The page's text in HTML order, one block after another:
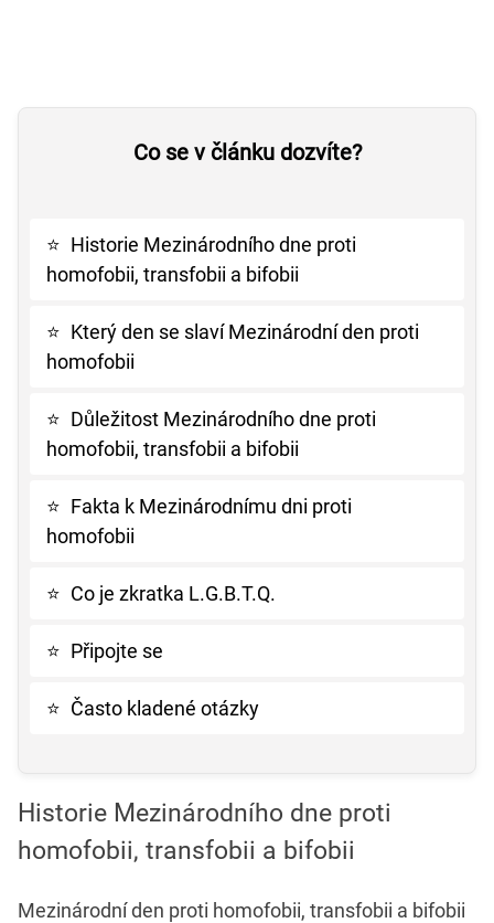
Co se v článku dozvíte?
⭐ Historie Mezinárodního dne proti
homofobii, transfobii a bifobii
⭐ Který den se slaví Mezinárodní den proti
homofobii
⭐ Důležitost Mezinárodního dne proti
homofobii, transfobii a bifobii
⭐ Fakta k Mezinárodnímu dni proti
homofobii
⭐ Co je zkratka L.G.B.T.Q.
⭐ Připojte se
⭐ Často kladené otázky
Historie Mezinárodního dne proti
homofobii, transfobii a bifobii
Mezinárodní den proti homofobii, transfobii a bifobii